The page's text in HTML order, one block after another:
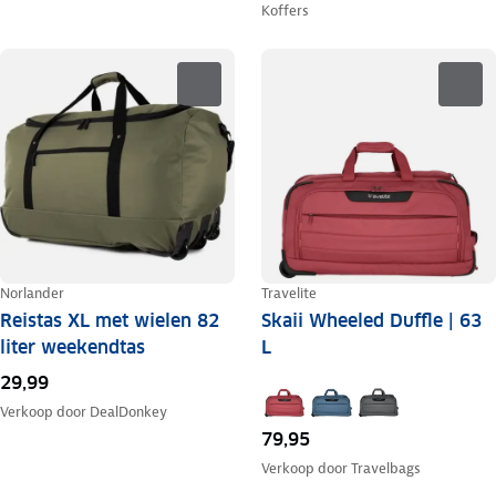
Koffers
Norlander
Reistas XL met wielen 82
liter weekendtas
29,99
Verkoop door DealDonkey
Travelite
Skaii Wheeled Duffle | 63
L
79,95
Verkoop doorTravelbags